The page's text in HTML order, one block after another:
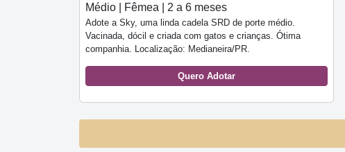
Médio | Fêmea | 2 a 6 meses
Adote a Sky, uma linda cadela SRD de porte médio.
Vacinada, dócil e criada com gatos e crianças. Ótima
companhia. Localização: Medianeira/PR.
Quero Adotar